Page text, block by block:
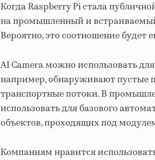
Когда Raspberry Pi стала
на промышленный и
Вероятно, это соотношение будет
AI Camera можно использовать
например, обнаруживают пустые
транспортные потоки. В
использовать для базового
объектов, проходящих под
Компаниям нравится